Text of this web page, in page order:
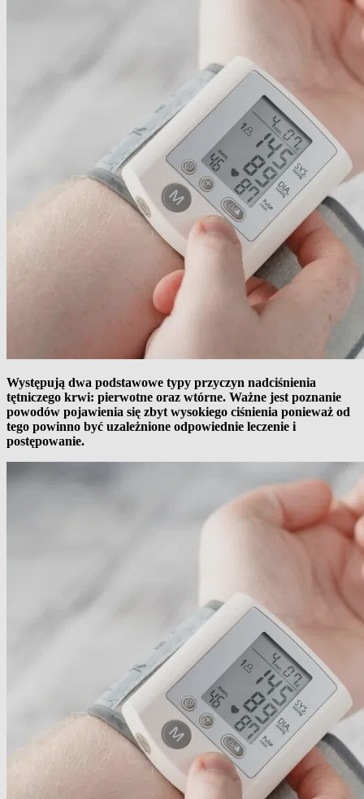
Występują dwa podstawowe typy przyczyn nadciśnienia
tętniczego krwi: pierwotne oraz wtórne. Ważne jest poznanie
powodów pojawienia się zbyt wysokiego ciśnienia ponieważ od
tego powinno być uzależnione odpowiednie leczenie i
postępowanie.